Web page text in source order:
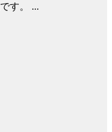
す。 ...